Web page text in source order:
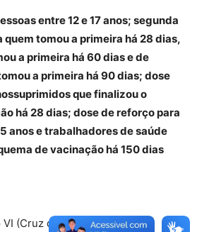
entre 12 e 17 anos; segunda
quem tomou a primeira há 28 dias,
a primeira há 60 dias e de
a primeira há 90 dias; dose
que finalizou o
há 28 dias; dose de reforço para
anos e trabalhadores de saúde
de vacinação há 150 dias
VI (Cruz das Armas)